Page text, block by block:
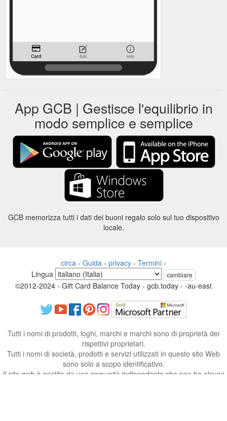
App GCB | Gestisce l'equilibrio in
modo semplice e semplice
GCB memorizza tutti i dati dei buoni regalo solo sul tuo dispositivo
locale.
circa - Guida - privacy - Termini -
Lingua
cambiare
©2012-2024 - Gift Card Balance Today - gcb.today - -au-east
Tutti i nomi di prodotti, loghi, marchi e marchi sono di proprietà dei
rispettivi proprietari.
Tutti i nomi di società, prodotti e servizi utilizzati in questo sito Web
sono solo a scopo identificativo.
Il sito web è gestito da una comunità indipendente che non ha alcuna